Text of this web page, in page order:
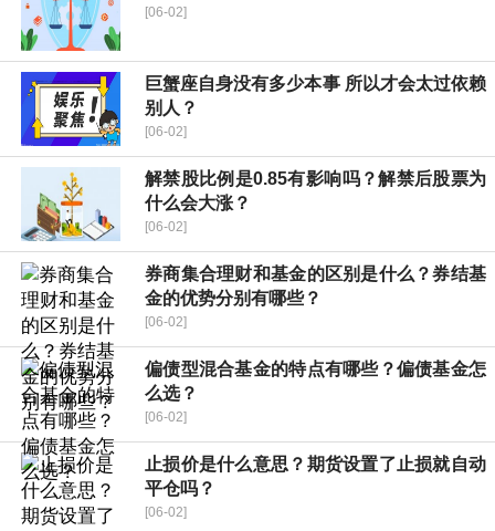
[06-02]
巨蟹座自身没有多少本事 所以才会太过依赖
别人？
[06-02]
解禁股比例是0.85有影响吗？解禁后股票为
什么会大涨？
[06-02]
券商集合理财和基金的区别是什么？券结基
金的优势分别有哪些？
[06-02]
偏债型混合基金的特点有哪些？偏债基金怎
么选？
[06-02]
止损价是什么意思？期货设置了止损就自动
平仓吗？
[06-02]